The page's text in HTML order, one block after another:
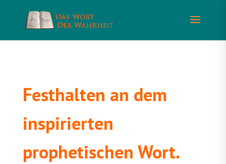
Festhalten an dem
inspirierten
prophetischen Wort.